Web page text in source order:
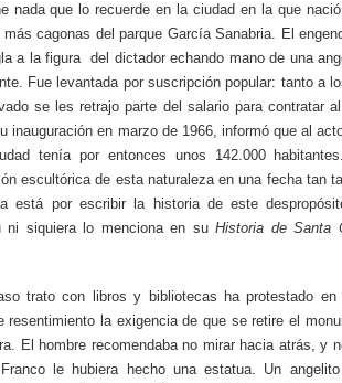
nada que lo recuerde en la ciudad en la que
cagonas del parque García Sanabria. El
a la figura del dictador echando mano de una
Fue levantada por suscripción popular: tanto a
se les retrajo parte del salario para contratar
inauguración en marzo de 1966, informó que al
tenía por entonces unos 142.000
escultórica de esta naturaleza en una fecha tan
está por escribir la historia de este
ni siquiera lo menciona en suHistoria de Santa
trato con libros y bibliotecas ha protestado en
resentimiento la exigencia de que se retire el
El hombre recomendaba no mirar hacia atrás, y
le hubiera hecho una estatua. Un